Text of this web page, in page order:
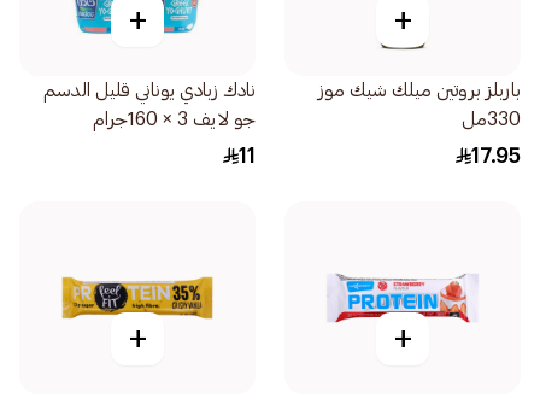
+
باربلز بروتين ميلك شيك موز
330مل
17.95
+
نادك زبادي يوناني قليل الدسم
جو لايف 3 × 160جرام
11
+
+